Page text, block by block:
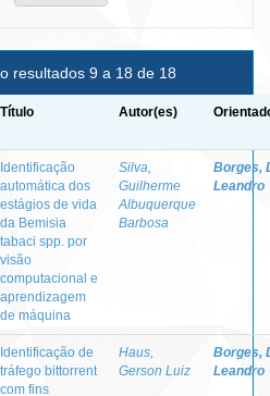
resultados 9 a 18 de 18
Título Autor(es)
Identificação
automática dos
estágios de vida
da Bemisia
tabaci spp. por
visão
computacional e
aprendizagem
de máquina
Silva,
Guilherme
Albuquerque
Barbosa
Borges,
Leandro
Identificação de
tráfego bittorrent
com fins
Haus,
Gerson Luiz
Borges,
Leandro